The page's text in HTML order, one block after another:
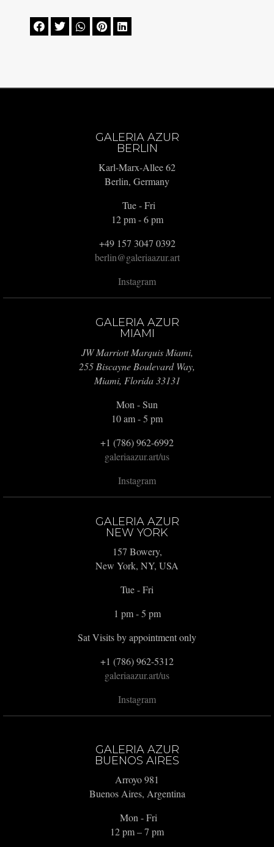
    
GALERIA AZUR
BERLIN
Karl-Marx-Allee 62
Berlin, Germany
Tue - Fri
12 pm - 6 pm
+49 157 3047 0392
berlin@galeriaazur.art
Instagram
GALERIA AZUR
MIAMI
JW Marriott Marquis Miami,
255 Biscayne Boulevard Way,
Miami, Florida 33131
Mon - Sun
10 am - 5 pm
+1 (786) 962-6992
galeriaazur.art/us
Instagram
GALERIA AZUR
NEW YORK
157 Bowery,
New York, NY, USA
Tue - Fri
1 pm - 5 pm
Sat Visits by appointment only
+1 (786) 962-5312
galeriaazur.art/us
Instagram
GALERIA AZUR
BUENOS AIRES
Arroyo 981
Buenos Aires, Argentina
Mon - Fri
12 pm – 7 pm